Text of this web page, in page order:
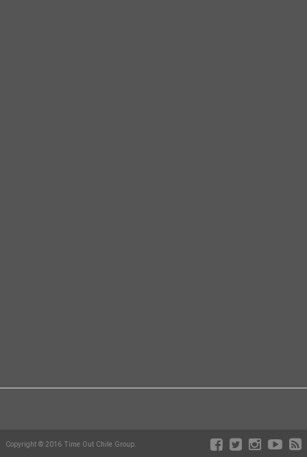
Copyright © 2016 Time Out Chile Group.